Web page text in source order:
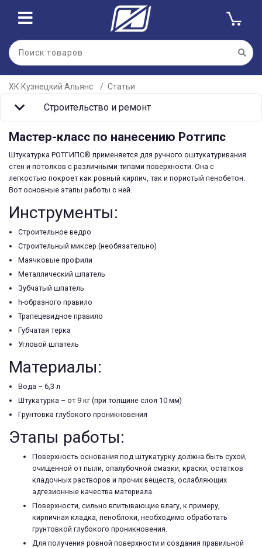
ХК Кузнецкий Альянс Статьи
Строительство и ремонт
Мастер-класс по нанесению Ротгипс
Штукатурка РОТГИПС® применяется для ручного оштукатуривания
стен и потолков с различными типами поверхности. Она с
легкостью покроет как ровный кирпич, так и пористый пенобетон.
Вот основные этапы работы с ней.
Инструменты:
Строительное ведро
Строительный миксер (необязательно)
Маячковые профили
Металлический шпатель
Зубчатый шпатель
h-образного правило
Трапецевидное правило
Губчатая терка
Угловой шпатель
Материалы:
Вода – 6,3 л
Штукатурка – от 9 кг (при толщине слоя 10 мм)
Грунтовка глубокого проникновения
Этапы работы:
Поверхность основания под штукатурку должна быть сухой,
очищенной от пыли, опалубочной смазки, краски, остатков
кладочных растворов и прочих веществ, ослабляющих
адгезионные качества материала.
Поверхности, сильно впитывающие влагу, к примеру,
кирпичная кладка, пеноблоки, необходимо обработать
грунтовкой глубокого проникновения.
Для получения ровной поверхности и создания правильной